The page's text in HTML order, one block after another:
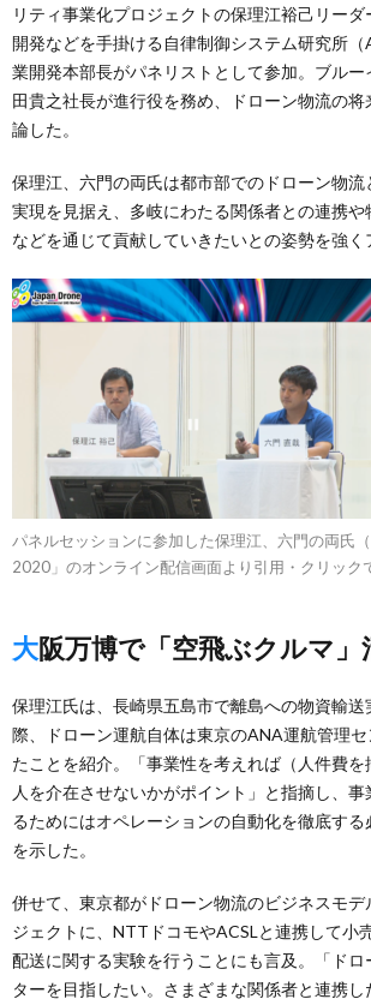
リティ事業化プロジェクトの保理江裕己リー
開発などを手掛ける自律制御システム研究所（
業開発本部長がパネリストとして参加。ブルー
田貴之社長が進行役を務め、ドローン物流の
論した。
保理江、六門の両氏は都市部でのドローン物
実現を見据え、多岐にわたる関係者との連携や
などを通じて貢献していきたいとの姿勢を強く
パネルセッションに参加した保理江、六門の両氏
2020」のオンライン配信画面より引用・クリック
大阪万博で「空飛ぶクルマ
保理江氏は、長崎県五島市で離島への物資輸送
際、ドローン運航自体は東京のANA運航管理
たことを紹介。「事業性を考えれば（人件費を
人を介在させないかがポイント」と指摘し、
るためにはオペレーションの自動化を徹底す
を示した。
併せて、東京都がドローン物流のビジネスモデ
ジェクトに、NTTドコモやACSLと連携して小
配送に関する実験を行うことにも言及。「ドロ
ターを目指したい。さまざまな関係者と連携し